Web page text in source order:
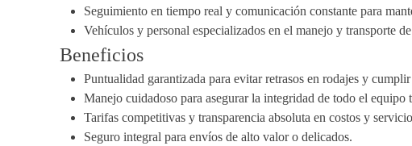
Seguimiento en tiempo real y comunicación constante para
Vehículos y personal especializados en el manejo y transporte
Beneficios
Puntualidad garantizada para evitar retrasos en rodajes y
Manejo cuidadoso para asegurar la integridad de todo el equipo
Tarifas competitivas y transparencia absoluta en costos y
Seguro integral para envíos de alto valor o delicados.